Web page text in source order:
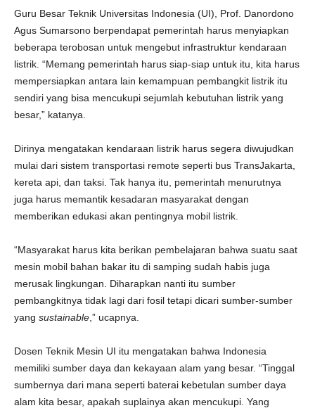
Guru Besar Teknik Universitas Indonesia (UI), Prof. Danordono
Agus Sumarsono berpendapat pemerintah harus menyiapkan
beberapa terobosan untuk mengebut infrastruktur kendaraan
listrik. “Memang pemerintah harus siap-siap untuk itu, kita harus
mempersiapkan antara lain kemampuan pembangkit listrik itu
sendiri yang bisa mencukupi sejumlah kebutuhan listrik yang
besar,” katanya.
Dirinya mengatakan kendaraan listrik harus segera diwujudkan
mulai dari sistem transportasi remote seperti bus TransJakarta,
kereta api, dan taksi. Tak hanya itu, pemerintah menurutnya
juga harus memantik kesadaran masyarakat dengan
memberikan edukasi akan pentingnya mobil listrik.
“Masyarakat harus kita berikan pembelajaran bahwa suatu saat
mesin mobil bahan bakar itu di samping sudah habis juga
merusak lingkungan. Diharapkan nanti itu sumber
pembangkitnya tidak lagi dari fosil tetapi dicari sumber-sumber
yang sustainable ,” ucapnya.
Dosen Teknik Mesin UI itu mengatakan bahwa Indonesia
memiliki sumber daya dan kekayaan alam yang besar. “Tinggal
sumbernya dari mana seperti baterai kebetulan sumber daya
alam kita besar, apakah suplainya akan mencukupi. Yang